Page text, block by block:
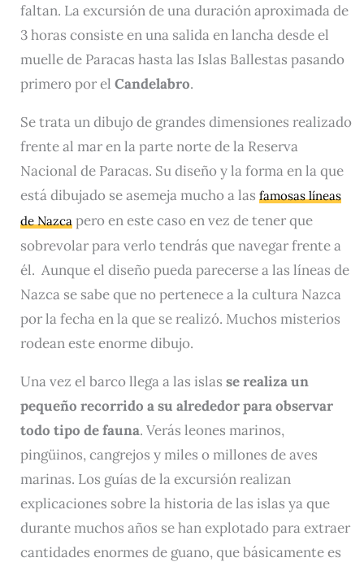
faltan. La excursión de una duración aproximada de
3 horas consiste en una salida en lancha desde el
muelle de Paracas hasta las Islas Ballestas pasando
primero por el Candelabro.
Se trata un dibujo de grandes dimensiones realizado
frente al mar en la parte norte de la Reserva
Nacional de Paracas. Su diseño y la forma en la que
está dibujado se asemeja mucho a las famosas líneas
de Nazca pero en este caso en vez de tener que
sobrevolar para verlo tendrás que navegar frente a
él. Aunque el diseño pueda parecerse a las líneas de
Nazca se sabe que no pertenece a la cultura Nazca
por la fecha en la que se realizó. Muchos misterios
rodean este enorme dibujo.
Una vez el barco llega a las islas se realiza un
pequeño recorrido a su alrededor para observar
todo tipo de fauna. Verás leones marinos,
pingüinos, cangrejos y miles o millones de aves
marinas. Los guías de la excursión realizan
explicaciones sobre la historia de las islas ya que
durante muchos años se han explotado para extraer
cantidades enormes de guano, que básicamente es